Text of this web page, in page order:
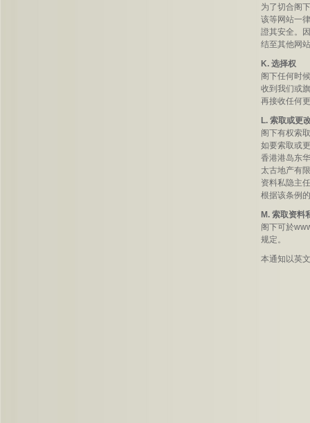
为了切合阁
该等网站一
證其安全。
结至其他网
K. 选择权
阁下任何时
收到我们或
再接收任何
L. 索取或更
阁下有权索
如要索取或
香港港岛东
太古地产有
资料私隐主
根据该条例
M. 索取资料
阁下可於
规定。
本通知以英